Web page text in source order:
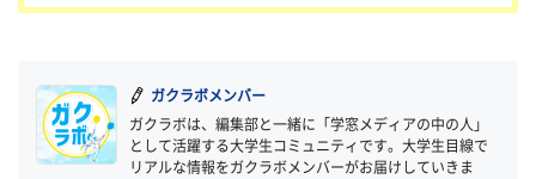
ガクラボメンバー
ガクラボは、編集部と一緒に「学窓メディアの中の人」
として活躍する大学生コミュニティです。大学生目線で
リアルな情報をガクラボメンバーがお届けしていきま